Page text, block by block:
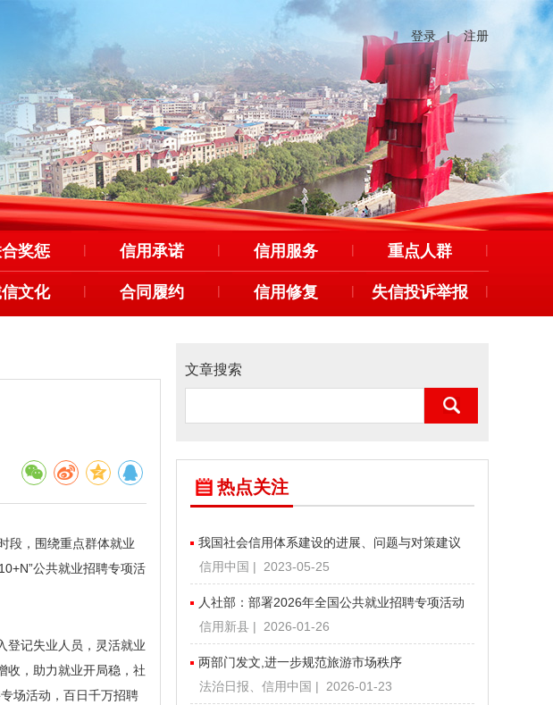
登录| 注册
奖惩 | 信用承诺 | 信用服务 | 重点人群 |
文化 | 合同履约 | 信用修复 | 失信投诉举报 |
段，围绕重点群体就业
公共就业招聘专项活
登记失业人员，灵活就业
收，助力就业开局稳，社
场活动，百日千万招聘
文章搜索
热点关注
我国社会信用体系建设的进展、问题与对策建议
信用中国 | 2023-05-25
人社部：部署2026年全国公共就业招聘专项活动
信用新县 | 2026-01-26
两部门发文,进一步规范旅游市场秩序
法治日报、信用中国 | 2026-01-23